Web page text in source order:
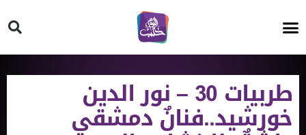
طربيات 30 – نور الدين
خورشيد..فنانٌ دمشقي